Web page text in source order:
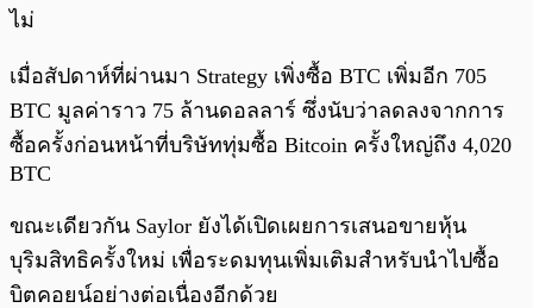
ไม่
เมื่อสัปดาห์ที่ผ่านมา Strategy เพิ่งซื้อ BTC เพิ่มอีก 705
BTC มูลค่าราว 75 ล้านดอลลาร์ ซึ่งนับว่าลดลงจากการ
ซื้อครั้งก่อนหน้าที่บริษัททุ่มซื้อ Bitcoin ครั้งใหญ่ถึง 4,020
BTC
ขณะเดียวกัน Saylor ยังได้เปิดเผยการเสนอขายหุ้น
บุริมสิทธิครั้งใหม่ เพื่อระดมทุนเพิ่มเติมสำหรับนำไปซื้อ
บิตคอยน์อย่างต่อเนื่องอีกด้วย